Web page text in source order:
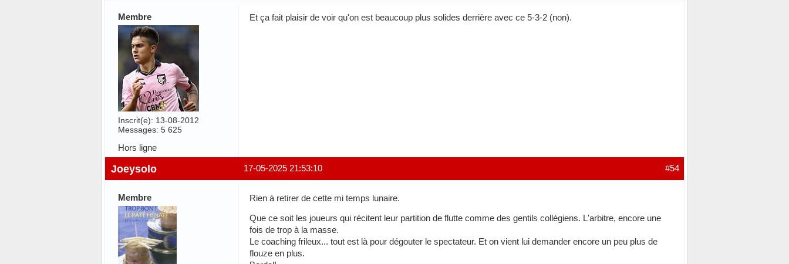
Membre
Inscrit(e): 13-08-2012
Messages: 5 625
Et ça fait plaisir de voir qu'on est beaucoup plus solides derrière avec ce 5-3-2 (non).
Hors ligne
#54
17-05-2025 21:53:10
Joeysolo
Membre
Rien à retirer de cette mi temps lunaire.
Que ce soit les joueurs qui récitent leur partition de flutte comme des gentils collégiens. L'arbitre, encore une
fois de trop à la masse.
Le coaching frileux... tout est là pour dégouter le spectateur. Et on vient lui demander encore un peu plus de
flouze en plus.